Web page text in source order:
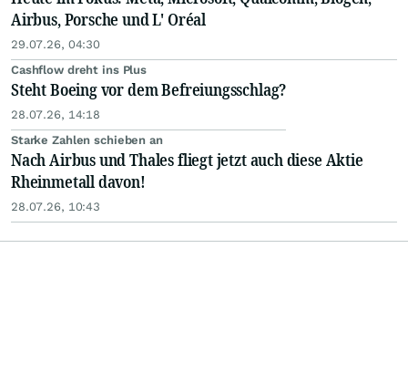
Airbus, Porsche und L' Oréal
29.07.26, 04:30
Cashflow dreht ins Plus
Steht Boeing vor dem Befreiungsschlag?
28.07.26, 14:18
Starke Zahlen schieben an
Nach Airbus und Thales fliegt jetzt auch diese Aktie
Rheinmetall davon!
28.07.26, 10:43